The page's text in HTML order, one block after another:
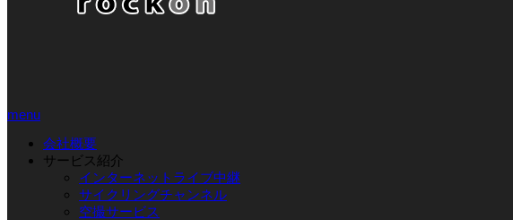
menu
会社概要
サービス紹介
インターネットライブ中継
サイクリングチャンネル
空撮サービス